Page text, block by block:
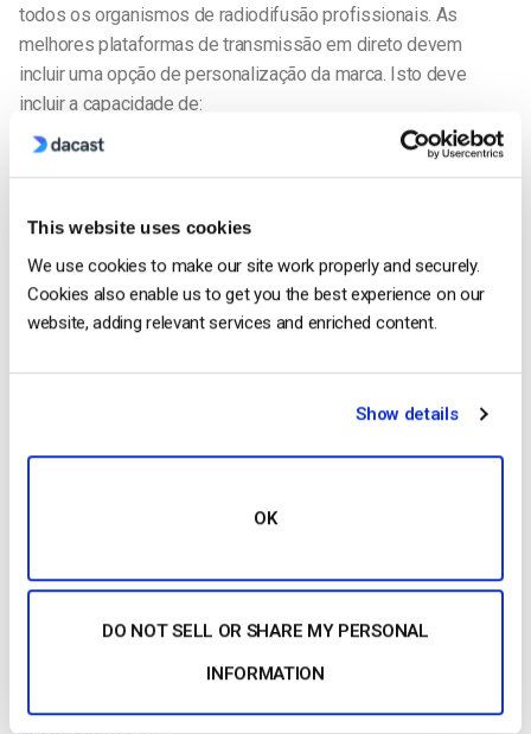
This website uses cookies
We use cookies to make our site work properly and securely.
Cookies also enable us to get you the best experience on our
website, adding relevant services and enriched content.
Show details
OK
DO NOT SELL OR SHARE MY PERSONAL
INFORMATION
todos os organismos de radiodifusão profissionais. As
melhores plataformas de transmissão em direto devem
incluir uma opção de personalização da marca. Isto deve
incluir a capacidade de:
Estes tipos de personalizações permitem-lhe alterar o
Isto facilita consideravelmente o processo de construção de
é de admirar que, com características como estas, 51,9% dos
profissionais de marketing de todo o mundo apontem o vídeo
como o tipo de conteúdo com o melhor ROI.
Podemos pegar na lista acima de características-chave e
transmissão de vídeo em diretosoluções
rápida e suja. Se precisar de uma comparação mais
transmissão de vídeo.